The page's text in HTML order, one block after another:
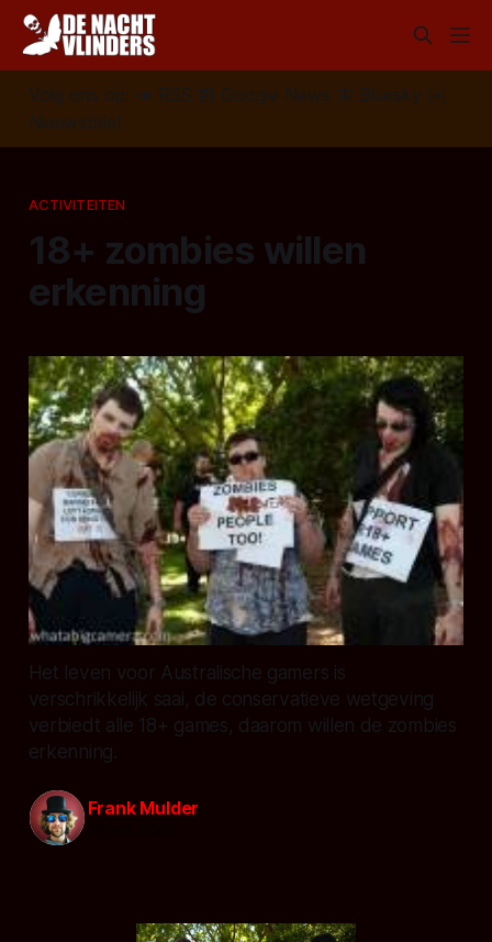
Volg ons op: 📣 RSS 📰 Google News 🦋 Bluesky
✉️
Nieuwsbrief
ACTIVITEITEN
18+ zombies willen
erkenning
Het leven voor Australische gamers is
verschrikkelijk saai, de conservatieve wetgeving
verbiedt alle 18+ games, daarom willen de zombies
erkenning.
Frank Mulder